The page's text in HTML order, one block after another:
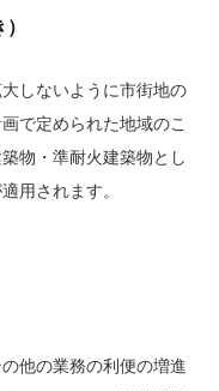
しないように市街地の
で定められた地域のこ
物・準耐火建築物とし
用されます。
他の業務の利便の増進